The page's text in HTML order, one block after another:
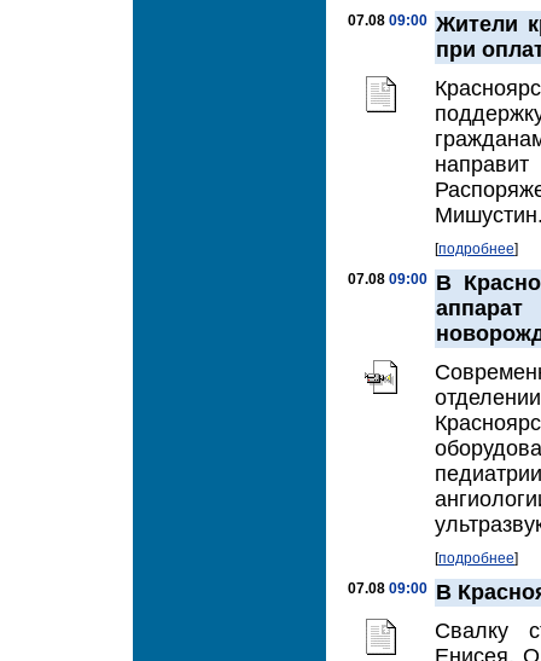
07.08 09:00 Жители
при
[подробнее]
07.08 09:00 В
[подробнее]
07.08 09:00 В
Свалку
Енисея.